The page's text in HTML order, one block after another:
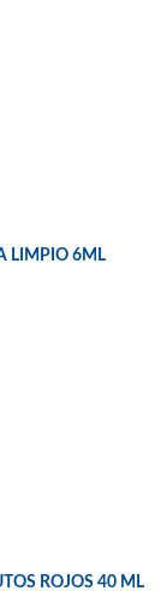
LIMPIO 6ML
ROJOS 40 ML